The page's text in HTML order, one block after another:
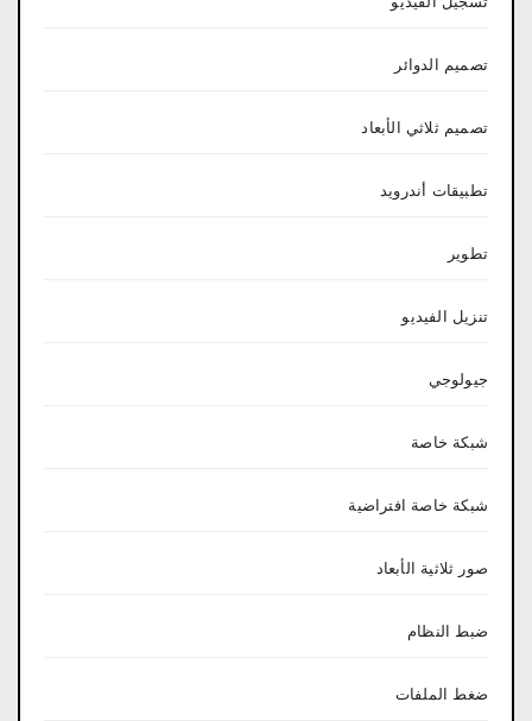
تصميم الدوائر
تصميم ثلاثي الأبعاد
تطبيقات أندرويد
تطوير
تنزيل الفيديو
جيولوجي
شبكة خاصة
شبكة خاصة افتراضية
صور ثلاثية الأبعاد
ضبط النظام
ضغط الملفات